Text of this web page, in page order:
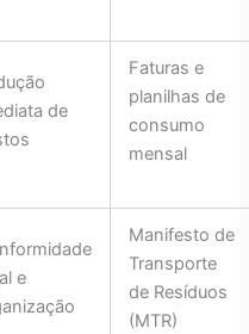
de
Faturas e
planilhas de
consumo
mensal
e
Manifesto de
Transporte
de Resíduos
(MTR)